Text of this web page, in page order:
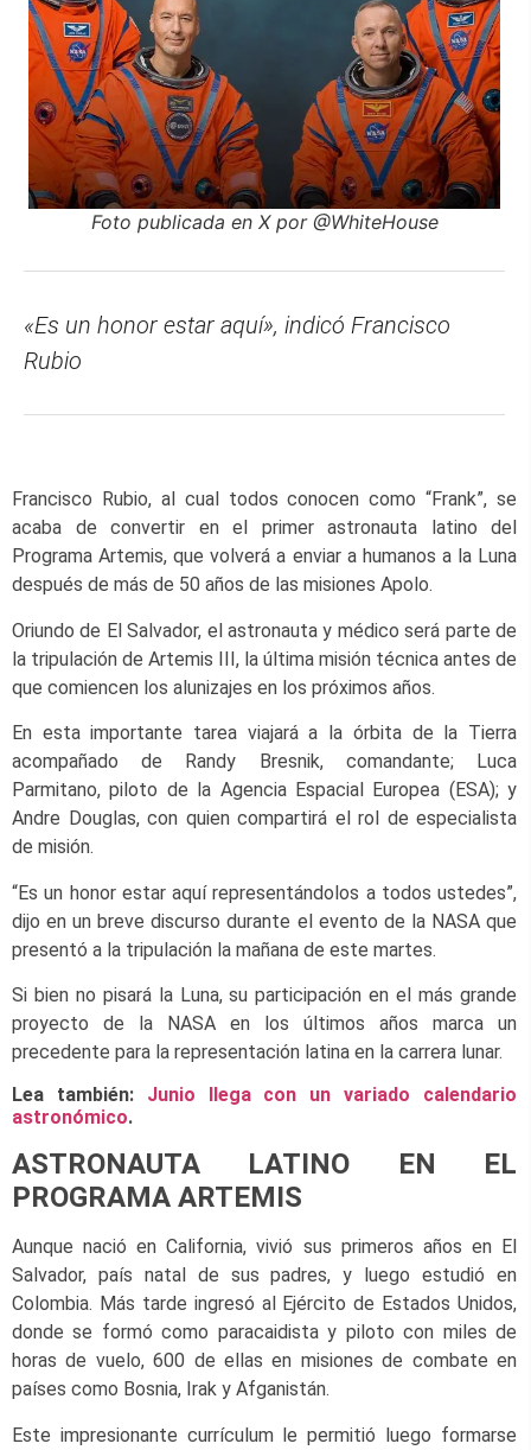
Foto publicada en X por @WhiteHouse
«Es un honor estar aquí», indicó Francisco
Rubio
Francisco Rubio, al cual todos conocen como “Frank”, se
acaba de convertir en el primer astronauta latino del
Programa Artemis, que volverá a enviar a humanos a la Luna
después de más de 50 años de las misiones Apolo.
Oriundo de El Salvador, el astronauta y médico será parte de
la tripulación de Artemis III, la última misión técnica antes de
que comiencen los alunizajes en los próximos años.
En esta importante tarea viajará a la órbita de la Tierra
acompañado de Randy Bresnik, comandante; Luca
Parmitano, piloto de la Agencia Espacial Europea (ESA); y
Andre Douglas, con quien compartirá el rol de especialista
de misión.
“Es un honor estar aquí representándolos a todos ustedes”,
dijo en un breve discurso durante el evento de la NASA que
presentó a la tripulación la mañana de este martes.
Si bien no pisará la Luna, su participación en el más grande
proyecto de la NASA en los últimos años marca un
precedente para la representación latina en la carrera lunar.
Lea también: Junio llega con un variado calendario
astronómico.
ASTRONAUTA LATINO EN EL
PROGRAMA ARTEMIS
Aunque nació en California, vivió sus primeros años en El
Salvador, país natal de sus padres, y luego estudió en
Colombia. Más tarde ingresó al Ejército de Estados Unidos,
donde se formó como paracaidista y piloto con miles de
horas de vuelo, 600 de ellas en misiones de combate en
países como Bosnia, Irak y Afganistán.
Este impresionante currículum le permitió luego formarse